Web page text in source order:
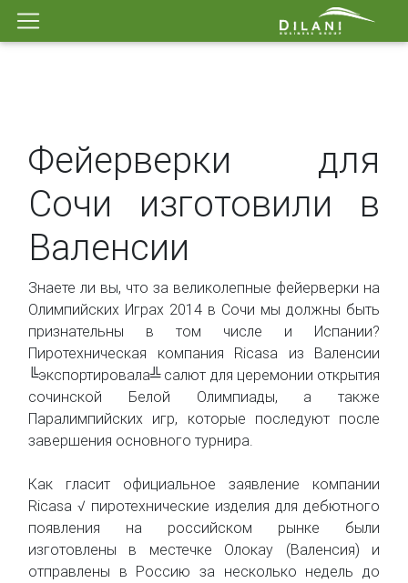
Фейерверки для
Сочи изготовили в
Валенсии
Знаете ли вы, что за великолепные фейерверки на
Олимпийских Играх 2014 в Сочи мы должны быть
признательны в том числе и Испании?
Пиротехническая компания Ricasa из Валенсии
╚экспортировала╩ салют для церемонии открытия
сочинской Белой Олимпиады, а также
Паралимпийских игр, которые последуют после
завершения основного турнира.
Как гласит официальное заявление компании
Ricasa √ пиротехнические изделия для дебютного
появления на российском рынке были
изготовлены в местечке Олокау (Валенсия) и
отправлены в Россию за несколько недель до